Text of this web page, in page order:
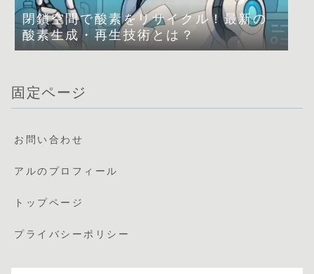
閉鎖空間で酸素をリサイクル！最新の
酸素生成・再生技術とは？
固定ページ
お問い合わせ
アルのプロフィール
トップページ
プライバシーポリシー